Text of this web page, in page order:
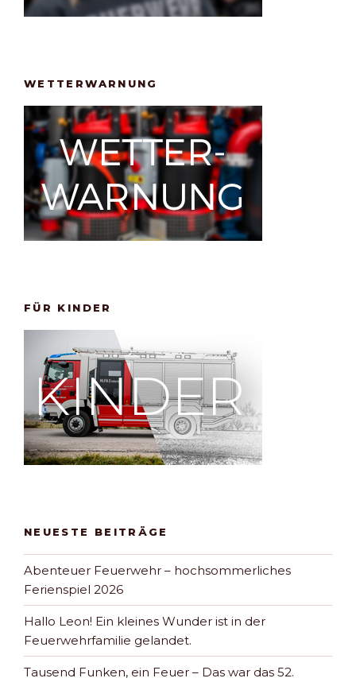
WETTERWARNUNG
FÜR KINDER
NEUESTE BEITRÄGE
Abenteuer Feuerwehr – hochsommerliches
Ferienspiel 2026
Hallo Leon! Ein kleines Wunder ist in der
Feuerwehrfamilie gelandet.
Tausend Funken, ein Feuer – Das war das 52.